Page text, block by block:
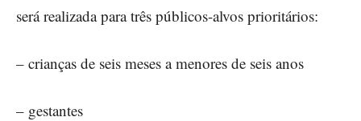
será realizada para três públicos-alvos prioritários:
– crianças de seis meses a menores de seis anos
– gestantes